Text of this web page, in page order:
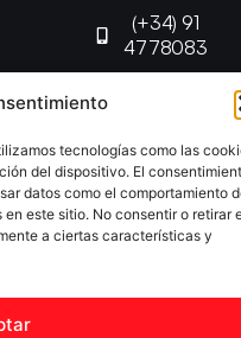
tecnologías como las
del dispositivo. El
datos como el comportamiento
este sitio. No consentir o retirar
a ciertas características y
(+34) 91
4778083
de Tenis de Mesa |
TOOOLS